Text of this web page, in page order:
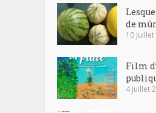
de
10 juillet
Film
4 juillet